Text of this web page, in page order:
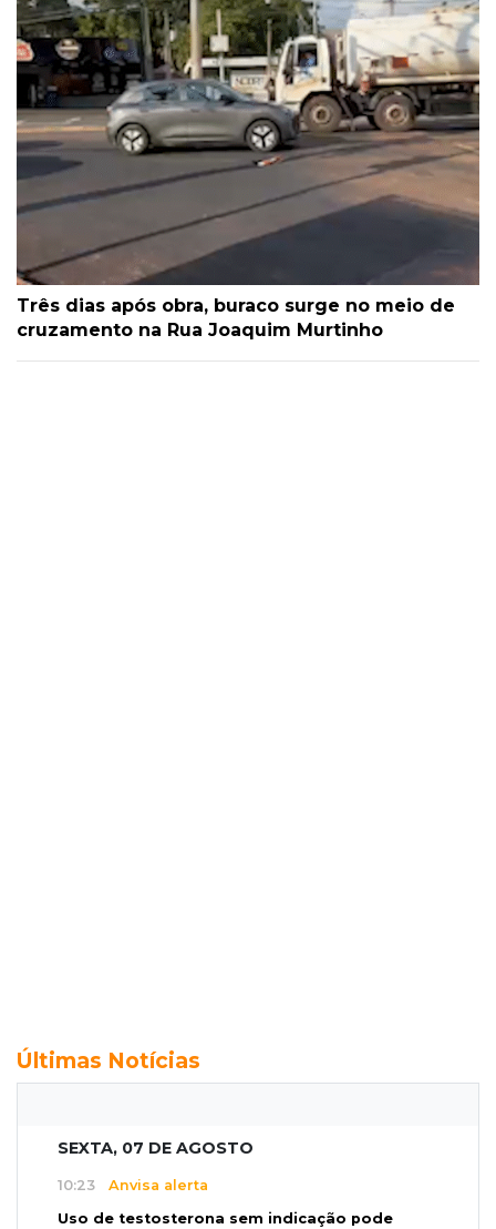
Três dias após obra, buraco surge no meio de
cruzamento na Rua Joaquim Murtinho
Últimas Notícias
SEXTA, 07 DE AGOSTO
10:23 Anvisa alerta
Uso de testosterona sem indicação pode